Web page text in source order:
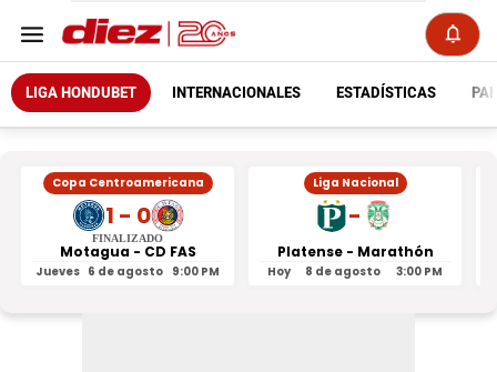
LIGA HONDUBET INTERNACIONALES ESTADÍSTICAS
Copa Centroamericana
1 - 0
FINALIZADO
Motagua - CD FAS
Jueves 6 de agosto 9:00 PM
Liga Nacional
-
Platense - Marathón
Hoy 8 de agosto 3:00 PM